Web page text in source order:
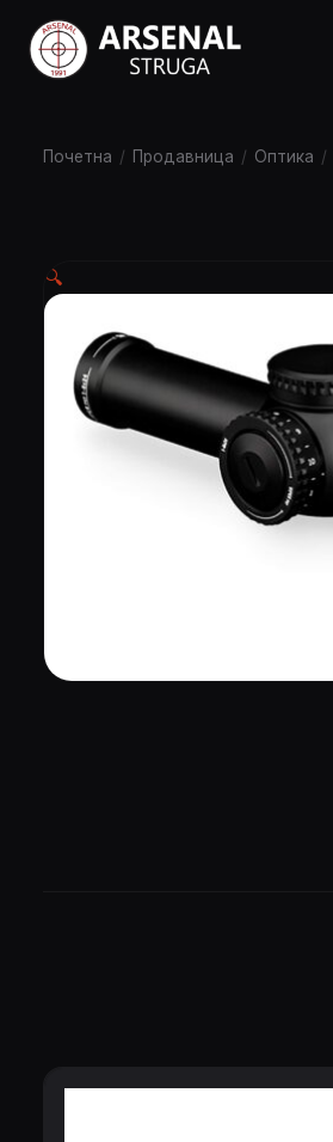
Почетна / Продавница / Оптика /
🔍